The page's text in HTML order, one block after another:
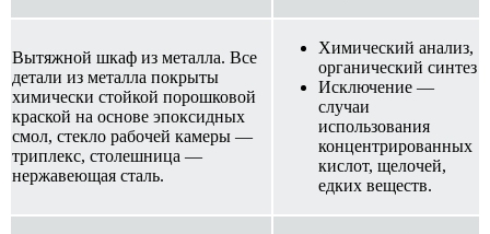
Вытяжной шкаф из металла. Все
детали из металла покрыты
химически стойкой порошковой
краской на основе эпоксидных
смол, стекло рабочей камеры —
триплекс, столешница —
нержавеющая сталь.
Химический анализ,
органический синтез
Исключение —
случаи
использования
концентрированных
кислот, щелочей,
едких веществ.